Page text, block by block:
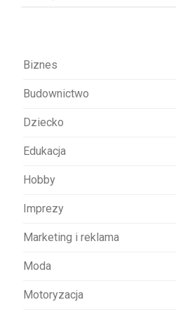
Biznes
Budownictwo
Dziecko
Edukacja
Hobby
Imprezy
Marketing i reklama
Moda
Motoryzacja